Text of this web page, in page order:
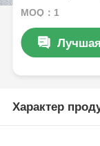
мобильного
MOQ：1
Характер